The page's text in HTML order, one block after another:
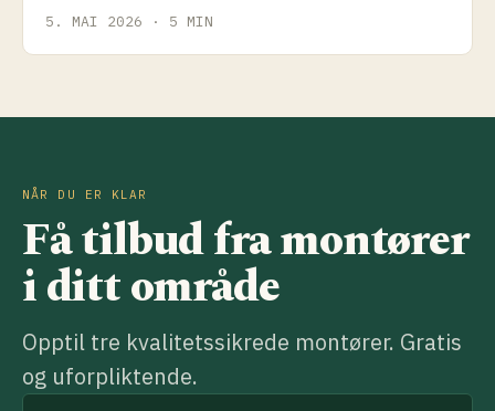
riktige valget for norske forhold i 2026.
5. MAI 2026 · 5 MIN
NÅR DU ER KLAR
Få tilbud fra montører
i ditt område
Opptil tre kvalitetssikrede montører. Gratis
og uforpliktende.